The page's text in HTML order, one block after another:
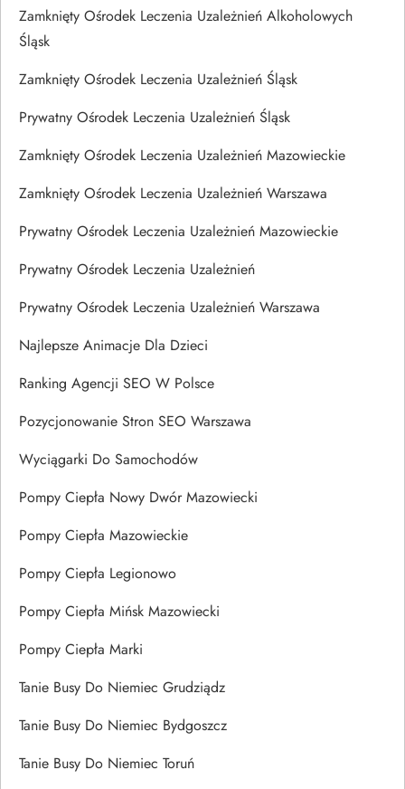
Zamknięty Ośrodek Leczenia Uzależnień Alkoholowych
Śląsk
Zamknięty Ośrodek Leczenia Uzależnień Śląsk
Prywatny Ośrodek Leczenia Uzależnień Śląsk
Zamknięty Ośrodek Leczenia Uzależnień Mazowieckie
Zamknięty Ośrodek Leczenia Uzależnień Warszawa
Prywatny Ośrodek Leczenia Uzależnień Mazowieckie
Prywatny Ośrodek Leczenia Uzależnień
Prywatny Ośrodek Leczenia Uzależnień Warszawa
Najlepsze Animacje Dla Dzieci
Ranking Agencji SEO W Polsce
Pozycjonowanie Stron SEO Warszawa
Wyciągarki Do Samochodów
Pompy Ciepła Nowy Dwór Mazowiecki
Pompy Ciepła Mazowieckie
Pompy Ciepła Legionowo
Pompy Ciepła Mińsk Mazowiecki
Pompy Ciepła Marki
Tanie Busy Do Niemiec Grudziądz
Tanie Busy Do Niemiec Bydgoszcz
Tanie Busy Do Niemiec Toruń